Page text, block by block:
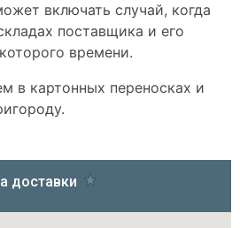
включать случай, когда
поставщика и его
времени.
в картонных переносках и